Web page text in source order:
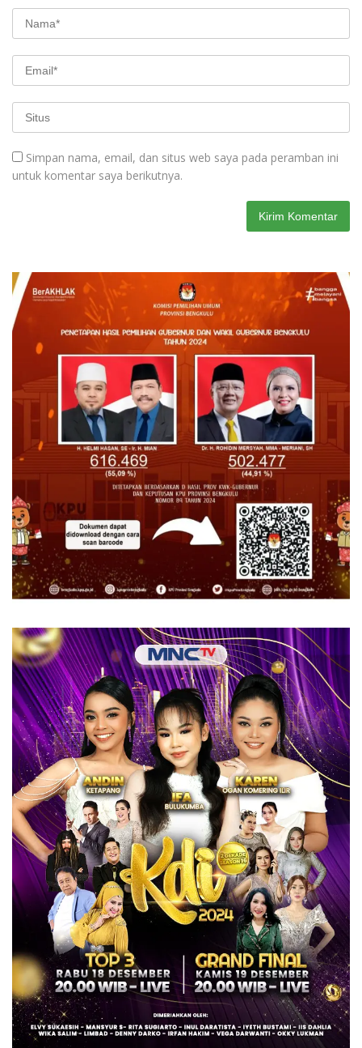
Simpan nama, email, dan situs web saya pada peramban ini
untuk komentar saya berikutnya.